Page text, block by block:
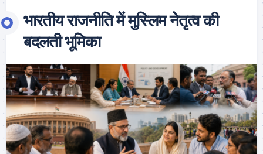
भारतीय राजनीति में मुस्लिम नेतृत्व की
बदलती भूमिका